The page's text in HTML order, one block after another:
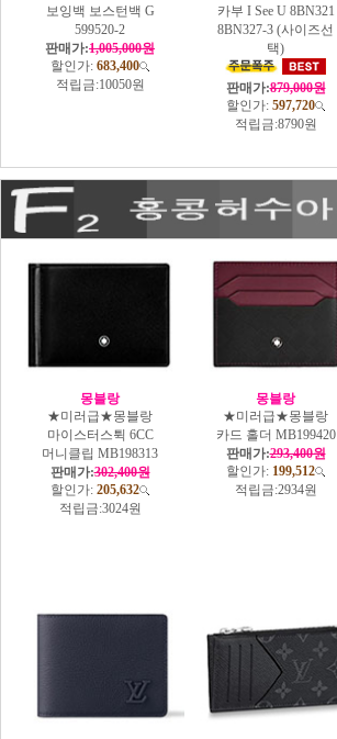
보잉백 보스턴백 G
599520-2
판매가:1,005,000원
할인가: 683,400
적립금:10050원
카부 I See U 8BN321
8BN327-3 (사이즈선
택)
판매가:879,000원
할인가: 597,720
적립금:8790원
몽블랑
★미러급★몽블랑
마이스터스튁 6CC
머니클립 MB198313
판매가:302,400원
할인가: 205,632
적립금:3024원
몽블랑
★미러급★몽블랑
카드 홀더 MB199420
판매가:293,400원
할인가: 199,512
적립금:2934원